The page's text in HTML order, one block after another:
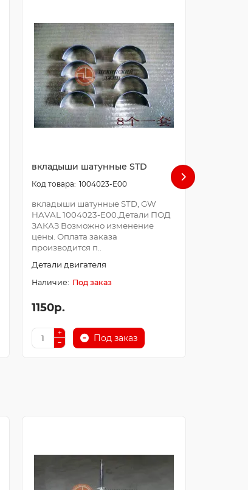
вкладыши шатунные STD
1004023-E00
вкладыши шатунные STD, GW
HAVAL 1004023-E00.Детали ПОД
ЗАКАЗ Возможно изменение
цены. Оплата заказа
производится п..
Детали двигателя
Под заказ
1150р.
Под заказ